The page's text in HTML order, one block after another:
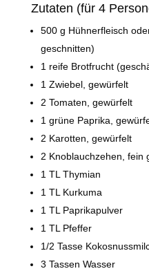
Zutaten (für 4
500 g Hühnerfleisch
geschnitten)
1 reife Brotfrucht
1 Zwiebel, gewürfelt
2 Tomaten, gewürfelt
1 grüne Paprika,
2 Karotten, gewürfelt
2 Knoblauchzehen, fein
1 TL Thymian
1 TL Kurkuma
1 TL Paprikapulver
1 TL Pfeffer
1/2 Tasse
3 Tassen Wasser